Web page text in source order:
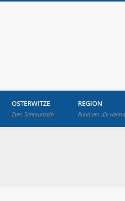
in
OSTERWITZE
Zum Schmunzeln
REGION
Rund um die